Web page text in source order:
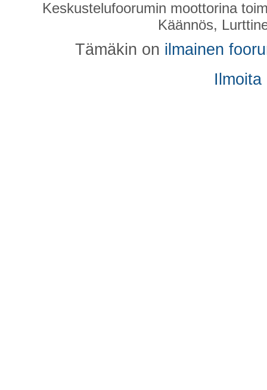
Keskustelufoorumin moottorina
Käännös,
Tämäkin on ilmainen